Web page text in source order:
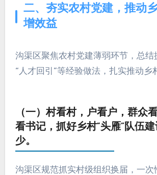
二、夯实农村党建，推动
增效益
沟渠区聚焦农村党建薄弱环节，总结
“人才回引”等经验做法，扎实推动乡
（一）村看村，户看户，群众
看书记，抓好乡村“头雁”队伍建
少。
沟渠区规范抓实村级组织换届，一次